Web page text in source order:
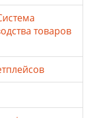
товаров